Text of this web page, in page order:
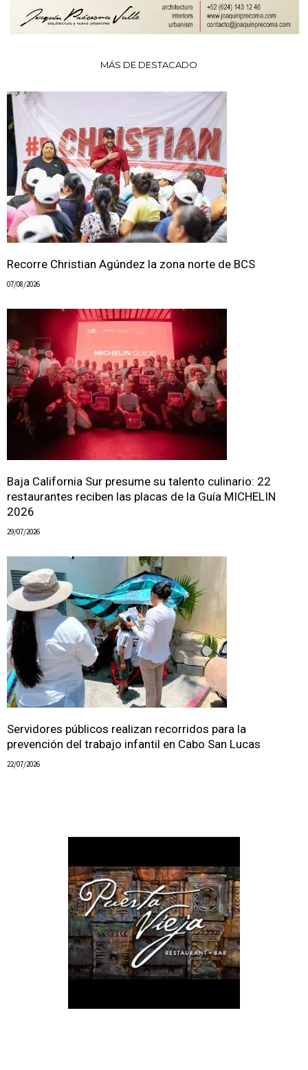
MÁS DE DESTACADO
Recorre Christian Agúndez la zona norte de BCS
07/08/2026
Baja California Sur presume su talento culinario: 22
restaurantes reciben las placas de la Guía MICHELIN
2026
29/07/2026
Servidores públicos realizan recorridos para la
prevención del trabajo infantil en Cabo San Lucas
22/07/2026